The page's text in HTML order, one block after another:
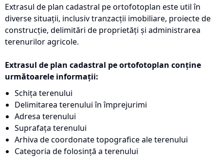
Extrasul de plan cadastral pe ortofotoplan este util în
diverse situații, inclusiv tranzacții imobiliare, proiecte de
construcție, delimitări de proprietăți și administrarea
terenurilor agricole.
Extrasul de plan cadastral pe ortofotoplan conține
următoarele informații:
Schița terenului
Delimitarea terenului în împrejurimi
Adresa terenului
Suprafața terenului
Arhiva de coordonate topografice ale terenului
Categoria de folosință a terenului